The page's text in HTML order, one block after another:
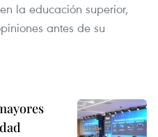
la educación superior,
antes de su